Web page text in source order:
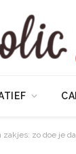
zo doe je